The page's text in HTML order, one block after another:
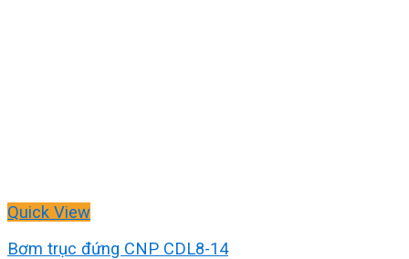
Quick View
Bơm trục đứng CNP CDL8-14